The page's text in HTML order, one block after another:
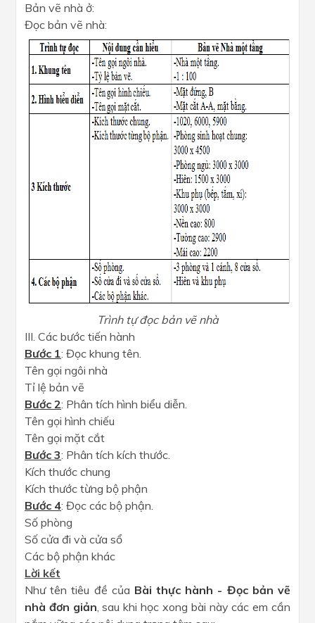
Bản vẽ nhà ở:
Đọc bản vẽ nhà:
Trình tự đọc bản vẽ nhà
III. Các bước tiến hành
Bước 1: Đọc khung tên.
Tên gọi ngôi nhà
Tỉ lệ bản vẽ
Bước 2: Phân tích hình biểu diễn.
Tên gọi hình chiếu
Tên gọi mặt cắt
Bước 3: Phân tích kích thước.
Kích thước chung
Kích thước từng bộ phận
Bước 4: Đọc các bộ phận.
Số phòng
Số cửa đi và cửa sổ
Các bộ phận khác
Lời kết
Như tên tiêu đề của Bài thực hành - Đọc bản vẽ
nhà đơn giản, sau khi học xong bài này các em cần